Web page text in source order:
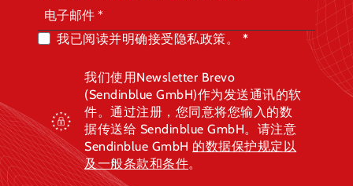
我已阅读并明确接受隐私政策。
我们使用Newsletter Brevo
(Sendinblue GmbH)作为发送通讯的软
件。通过注册，您同意将您输入的数
据传送给 Sendinblue GmbH。请注意
Sendinblue GmbH 的数据保护规定以
及一般条款和条件。